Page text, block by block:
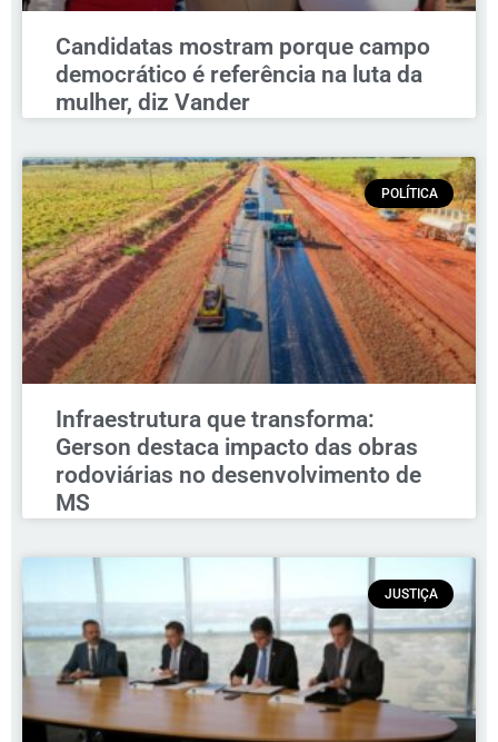
Candidatas mostram porque campo
democrático é referência na luta da
mulher, diz Vander
POLÍTICA
Infraestrutura que transforma:
Gerson destaca impacto das obras
rodoviárias no desenvolvimento de
MS
JUSTIÇA